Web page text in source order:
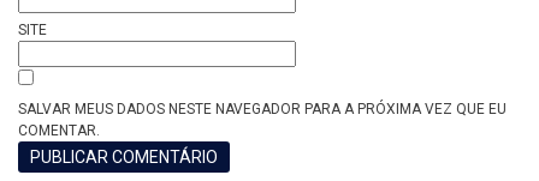
SITE
SALVAR MEUS DADOS NESTE NAVEGADOR PARA A PRÓXIMA VEZ QUE EU
COMENTAR.